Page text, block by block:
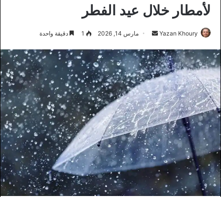
لأمطار خلال عيد الفطر
Yazan Khoury
أرسل
إلكترونيا
مارس 14, 2026 1 دقيقة واحدة